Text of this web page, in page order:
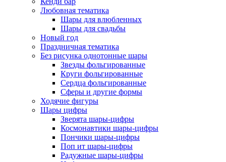
Любовная тематика
Шары для влюбленных
Шары для свадьбы
Новый год
Праздничная тематика
Без рисунка однотонные шары
Звезды фольгированные
Круги фольгированные
Сердца фольгированные
Сферы и другие формы
Ходячие фигуры
Шары цифры
Зверята шары-цифры
Космонавтики шары-цифры
Пончики шары-цифры
Поп ит шары-цифры
Радужные шары-цифры